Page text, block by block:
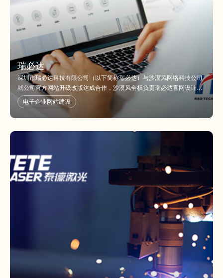
瑞必达
深圳市瑞必达科技有限公司（以下简称瑞必达）与沙漠风网络科技公司
就公司官方网站升级改版达成合作，沙漠风全权负责瑞必达官网设计制
作上线全流程服务！网站现已顺利上线，欢迎浏览！
电子企业网站建设